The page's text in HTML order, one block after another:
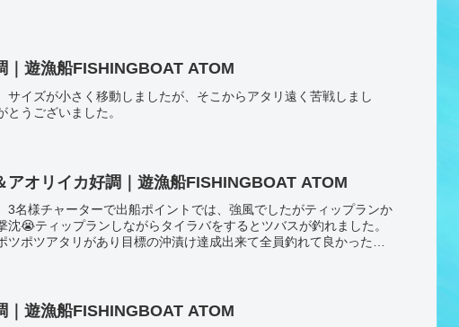
遊漁船FISHINGBOAT ATOM
イズが小さく移動しましたが、そこからアタリ遠く苦戦しまし
うございました。
オリイカ好調｜遊漁船FISHINGBOAT ATOM
3名様チャーターで出船ポイントでは、強風でしたがティップランか
😭ティップランしながらタイラバをするとツバスが釣れました。
ポツアタリがあり目標の沖漬け達成出来て全員釣れて良かったで
遊漁船FISHINGBOAT ATOM